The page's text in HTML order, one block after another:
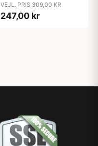
VEJL. PRIS 309,00 KR
247,00 kr